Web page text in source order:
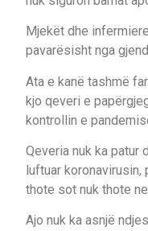
Mjekët dhe
pavarësisht nga
Ata e kanë tashmë
kjo qeveri e
kontrollin e
Qeveria nuk ka patur
luftuar
thote sot nuk thote
Ajo nuk ka asnjë